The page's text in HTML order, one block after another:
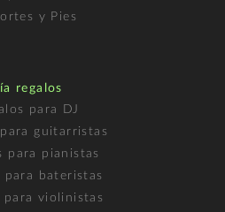
y Pies
regalos
para DJ
para guitarristas
para pianistas
para bateristas
para violinistas